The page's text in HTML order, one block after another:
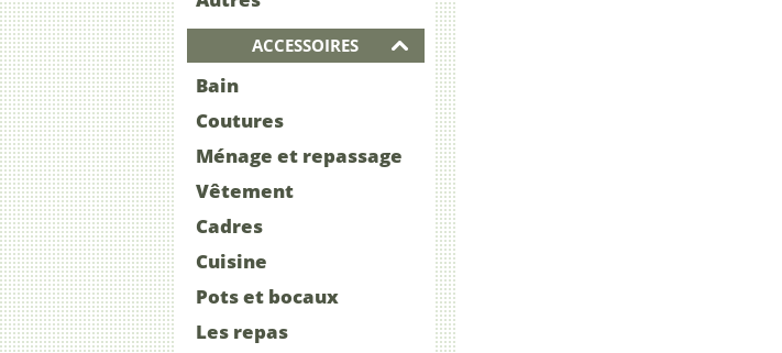
ACCESSOIRES
Bain
Coutures
Ménage et repassage
Vêtement
Cadres
Cuisine
Pots et bocaux
Les repas